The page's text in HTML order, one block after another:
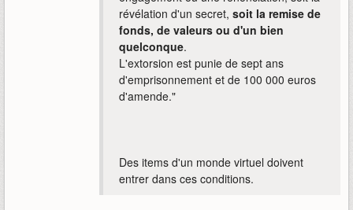
révélation d'un secret, soit la remise de
fonds, de valeurs ou d'un bien
quelconque.
L'extorsion est punie de sept ans
d'emprisonnement et de 100 000 euros
d'amende."
Des items d'un monde virtuel doivent
entrer dans ces conditions.